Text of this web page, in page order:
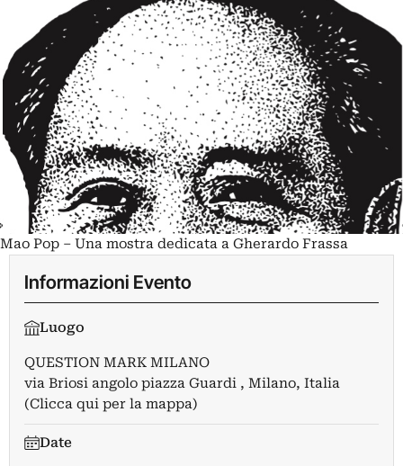
Mao Pop – Una mostra dedicata a Gherardo Frassa
Informazioni Evento
Luogo
QUESTION MARK MILANO
via Briosi angolo piazza Guardi , Milano, Italia
(Clicca qui per la mappa)
Date